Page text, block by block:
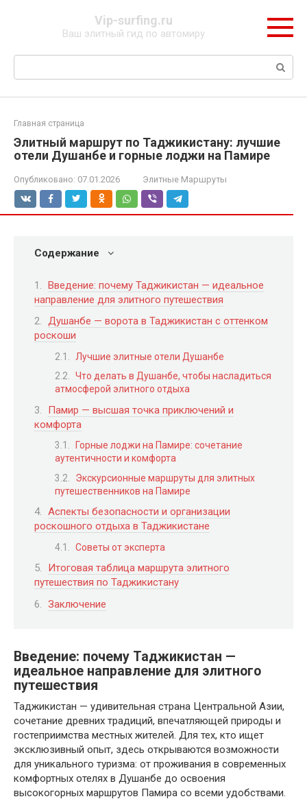
Vip-surfing.ru
Ваш элитный гид по автомиру
Поиск:
Главная страница
Элитный маршрут по Таджикистану: лучшие
отели Душанбе и горные лоджи на Памире
Опубликовано: 07.01.2026 Элитные Маршруты
Содержание
Введение: почему Таджикистан — идеальное
направление для элитного путешествия
Душанбе — ворота в Таджикистан с оттенком
роскоши
Лучшие элитные отели Душанбе
Что делать в Душанбе, чтобы насладиться
атмосферой элитного отдыха
Памир — высшая точка приключений и
комфорта
Горные лоджи на Памире: сочетание
аутентичности и комфорта
Экскурсионные маршруты для элитных
путешественников на Памире
Аспекты безопасности и организации
роскошного отдыха в Таджикистане
Советы от эксперта
Итоговая таблица маршрута элитного
путешествия по Таджикистану
Заключение
Введение: почему Таджикистан —
идеальное направление для элитного
путешествия
Таджикистан — удивительная страна Центральной Азии,
сочетание древних традиций, впечатляющей природы и
гостеприимства местных жителей. Для тех, кто ищет
эксклюзивный опыт, здесь открываются возможности
для уникального туризма: от проживания в современных
комфортных отелях в Душанбе до освоения
высокогорных маршрутов Памира со всеми удобствами.